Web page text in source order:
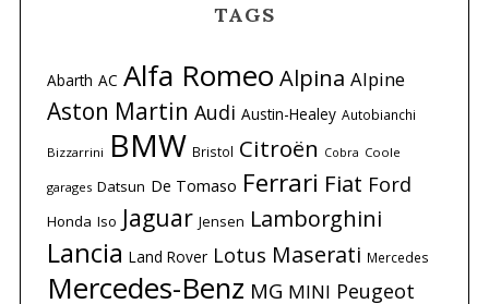
TAGS
Abarth AC Alfa Romeo Alpina Alpine
Aston Martin Audi Austin-Healey Autobianchi
Bizzarrini BMW Bristol Citroën Cobra Coole
garages Datsun De Tomaso Ferrari Fiat Ford
Honda Iso Jaguar Jensen Lamborghini
Lancia Land Rover Lotus Maserati Mercedes
Mercedes-Benz MG MINI Peugeot